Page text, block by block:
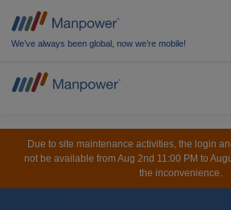
We’ve always been global, now we’re mobile!
Due to site maintenance activities, the login
not be available from Aug 2nd 11:00 PM to
the inconvenience.